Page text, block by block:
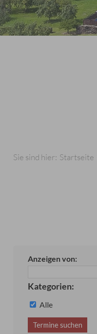
Sie sind hier: Startseite
Anzeigen von:
Kategorien:
Alle